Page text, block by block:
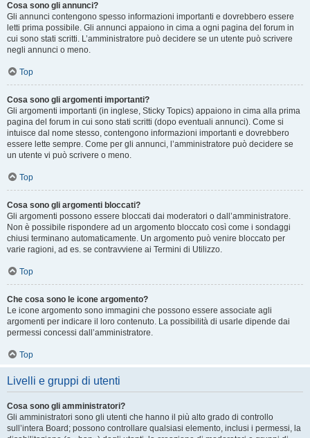
Cosa sono gli annunci?
Gli annunci contengono spesso informazioni importanti e dovrebbero essere
letti prima possibile. Gli annunci appaiono in cima a ogni pagina del forum in
cui sono stati scritti. L’amministratore può decidere se un utente può scrivere
negli annunci o meno.
Top
Cosa sono gli argomenti importanti?
Gli argomenti importanti (in inglese, Sticky Topics) appaiono in cima alla prima
pagina del forum in cui sono stati scritti (dopo eventuali annunci). Come si
intuisce dal nome stesso, contengono informazioni importanti e dovrebbero
essere lette sempre. Come per gli annunci, l’amministratore può decidere se
un utente vi può scrivere o meno.
Top
Cosa sono gli argomenti bloccati?
Gli argomenti possono essere bloccati dai moderatori o dall’amministratore.
Non è possibile rispondere ad un argomento bloccato così come i sondaggi
chiusi terminano automaticamente. Un argomento può venire bloccato per
varie ragioni, ad es. se contravviene ai Termini di Utilizzo.
Top
Che cosa sono le icone argomento?
Le icone argomento sono immagini che possono essere associate agli
argomenti per indicare il loro contenuto. La possibilità di usarle dipende dai
permessi concessi dall’amministratore.
Top
Livelli e gruppi di utenti
Cosa sono gli amministratori?
Gli amministratori sono gli utenti che hanno il più alto grado di controllo
sull’intera Board; possono controllare qualsiasi elemento, inclusi i permessi, la